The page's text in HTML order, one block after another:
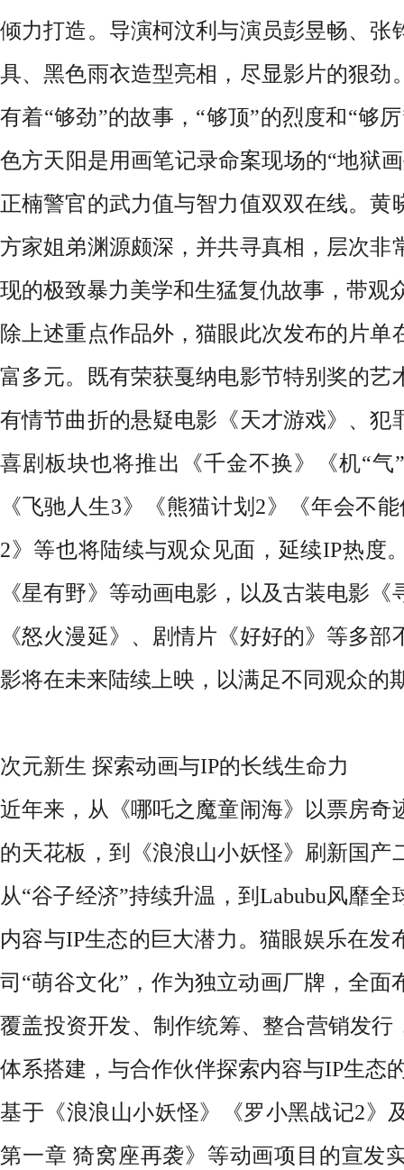
倾力打造。导演柯汶利与演员彭昱畅、张
具、黑色雨衣造型亮相，尽显影片的狠劲
有着“够劲”的故事，“够顶”的烈度和“够
色方天阳是用画笔记录命案现场的“地狱
正楠警官的武力值与智力值双双在线。黄
方家姐弟渊源颇深，并共寻真相，层次非
现的极致暴力美学和生猛复仇故事，带观
除上述重点作品外，猫眼此次发布的片单
富多元。既有荣获戛纳电影节特别奖的艺
有情节曲折的悬疑电影《天才游戏》、犯
喜剧板块也将推出《千金不换》《机“气
《飞驰人生3》《熊猫计划2》《年会不
2》等也将陆续与观众见面，延续IP热度
《星有野》等动画电影，以及古装电影
《怒火漫延》、剧情片《好好的》等多
影将在未来陆续上映，以满足不同观众的
次元新生 探索动画与IP的长线生命力
近年来，从《哪吒之魔童闹海》以票房奇
的天花板，到《浪浪山小妖怪》刷新国产
从“谷子经济”持续升温，到Labubu风靡
内容与IP生态的巨大潜力。猫眼娱乐在发
司“萌谷文化”，作为独立动画厂牌，全面
覆盖投资开发、制作统筹、整合营销发行
体系搭建，与合作伙伴探索内容与IP生态
基于《浪浪山小妖怪》《罗小黑战记2》
第一章 猗窝座再袭》等动画项目的宣发